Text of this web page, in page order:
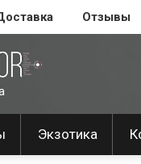
Отзывы
Экзотика